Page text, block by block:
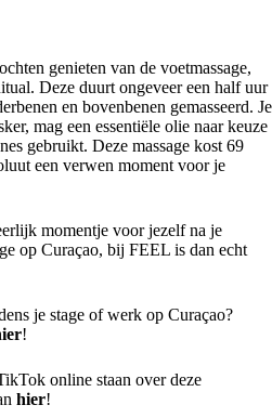
genieten van de voetmassage,
Deze duurt ongeveer een half uur
en bovenbenen gemasseerd. Je
mag een essentiële olie naar keuze
gebruikt. Deze massage kost 69
een verwen moment voor je
momentje voor jezelf na je
op Curaçao, bij FEEL is dan echt
je stage of werk op Curaçao?
!
online staan over deze
hier!